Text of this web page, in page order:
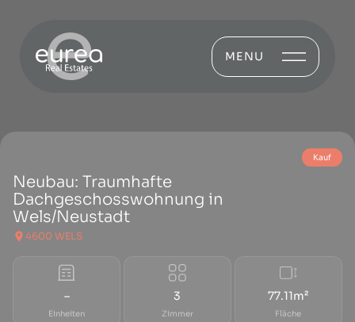
MENU
Kauf
Neubau: Traumhafte
Dachgeschosswohnung in
Wels/Neustadt
4600 WELS
–
Einheiten
3
Zimmer
77.11m²
Fläche